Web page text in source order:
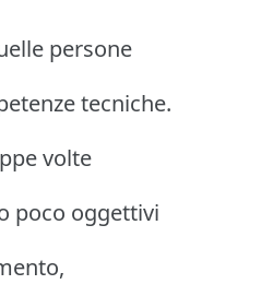
persone
tecniche.
volte
poco oggettivi